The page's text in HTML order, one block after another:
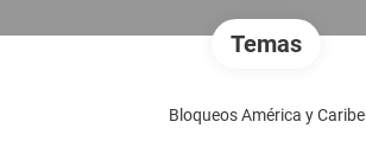
Temas
Bloqueos América y Caribe